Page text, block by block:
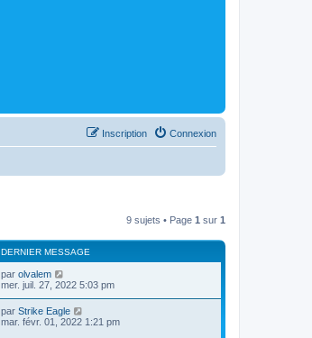
Connexion
Inscription
9 sujets • Page 1 sur 1
DERNIER MESSAGE
par olvalem
mer. juil. 27, 2022 5:03 pm
par Strike Eagle
mar. févr. 01, 2022 1:21 pm